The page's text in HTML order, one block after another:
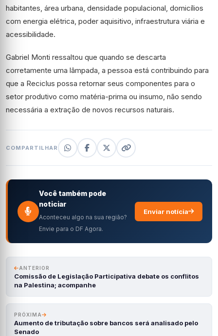
habitantes, área urbana, densidade populacional, domicílios
com energia elétrica, poder aquisitivo, infraestrutura viária e
acessibilidade.
Gabriel Monti ressaltou que quando se descarta
corretamente uma lâmpada, a pessoa está contribuindo para
que a Reciclus possa retornar seus componentes para o
setor produtivo como matéria-prima ou insumo, não sendo
necessária a extração de novos recursos naturais.
COMPARTILHAR
Você também pode
noticiar
Aconteceu algo na sua região?
Envie para o DF Agora.
Enviar notícia
ANTERIOR
Comissão de Legislação Participativa debate os conflitos
na Palestina; acompanhe
PRÓXIMA
Aumento de tributação sobre bancos será analisado pelo
Senado